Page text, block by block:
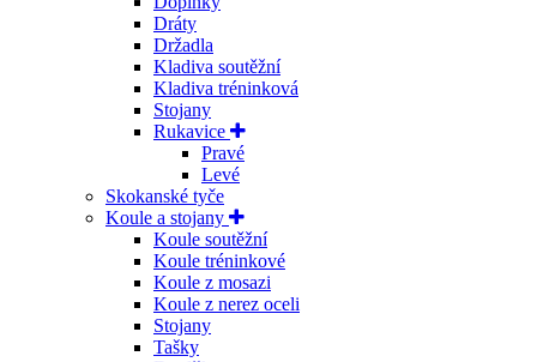
Dráty
Držadla
Kladiva soutěžní
Kladiva tréninková
Stojany
Rukavice
Pravé
Levé
Skokanské tyče
Koule a stojany
Koule soutěžní
Koule tréninkové
Koule z mosazi
Koule z nerez oceli
Stojany
Tašky